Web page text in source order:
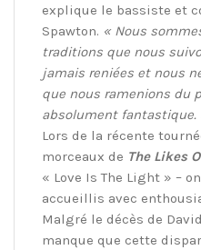
explique le bassiste et
Spawton. « Nous
traditions que nous
jamais reniées et nous
que nous ramenions du
absolument fantastique.
Lors de la récente
morceaux de The Likes
« Love Is The Light » –
accueillis avec
Malgré le décès de
manque que cette